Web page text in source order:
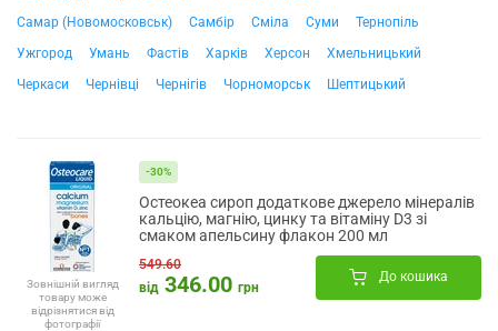
Самар (Новомосковськ)
Самбір Сміла Суми
Тернопіль
Ужгород
Умань Фастів Харків Херсон
Хмельницький
Черкаси
Чернівці Чернігів Чорноморськ Шептицький
Зовнішній вигляд
товару може
відрізнятися від
фотографії
-30%
Остеокеа сироп додаткове джерело мінералів
кальцію, магнію, цинку та вітаміну D3 зі
смаком апельсину флакон 200 мл
549.60
від 346.00 грн
До кошика